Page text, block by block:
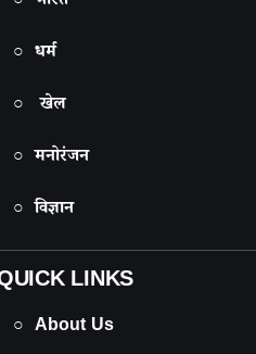
○ धर्म
○ खेल
○ मनोरंजन
○ विज्ञान
LINKS
○ About Us